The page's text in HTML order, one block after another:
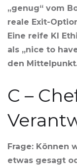
„genug“ vom
reale Exit-
Eine reife KI
als „nice to
den
C –
Frage: Können
etwas gesagt